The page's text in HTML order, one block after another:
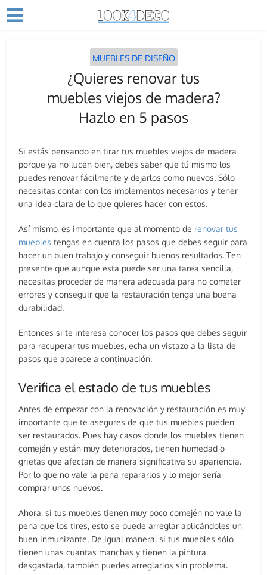
MUEBLES DE DISEÑO
¿Quieres renovar tus
muebles viejos de madera?
Hazlo en 5 pasos
Si estás pensando en tirar tus muebles viejos de madera
porque ya no lucen bien, debes saber que tú mismo los
puedes renovar fácilmente y dejarlos como nuevos. Sólo
necesitas contar con los implementos necesarios y tener
una idea clara de lo que quieres hacer con estos.
Así mismo, es importante que al momento de renovar tus
muebles tengas en cuenta los pasos que debes seguir para
hacer un buen trabajo y conseguir buenos resultados. Ten
presente que aunque esta puede ser una tarea sencilla,
necesitas proceder de manera adecuada para no cometer
errores y conseguir que la restauración tenga una buena
durabilidad.
Entonces si te interesa conocer los pasos que debes seguir
para recuperar tus muebles, echa un vistazo a la lista de
pasos que aparece a continuación.
Verifica el estado de tus muebles
Antes de empezar con la renovación y restauración es muy
importante que te asegures de que tus muebles pueden
ser restaurados. Pues hay casos donde los muebles tienen
comején y están muy deteriorados, tienen humedad o
grietas que afectan de manera significativa su apariencia.
Por lo que no vale la pena repararlos y lo mejor sería
comprar unos nuevos.
Ahora, si tus muebles tienen muy poco comején no vale la
pena que los tires, esto se puede arreglar aplicándoles un
buen inmunizante. De igual manera, si tus muebles sólo
tienen unas cuantas manchas y tienen la pintura
desgastada, también puedes arreglarlos sin problema.